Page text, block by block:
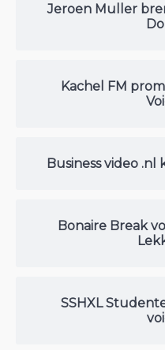
Jeroen Muller
Kachel FM
Business video
Bonaire Break
SSHXL